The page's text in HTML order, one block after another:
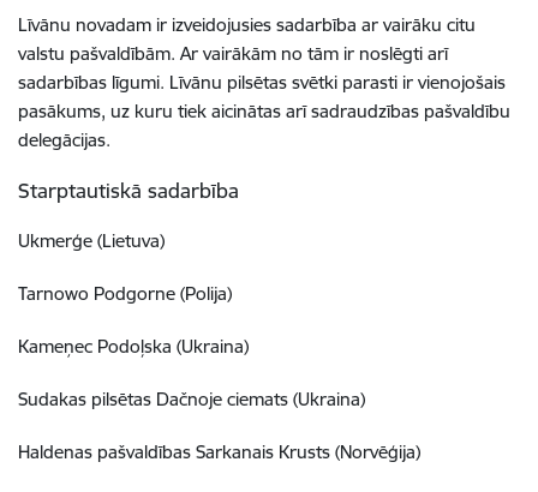
Līvānu novadam ir izveidojusies sadarbība ar vairāku citu
valstu pašvaldībām. Ar vairākām no tām ir noslēgti arī
sadarbības līgumi. Līvānu pilsētas svētki parasti ir vienojošais
pasākums, uz kuru tiek aicinātas arī sadraudzības pašvaldību
delegācijas.
Starptautiskā sadarbība
Ukmerģe (Lietuva)
Tarnowo Podgorne (Polija)
Kameņec Podoļska (Ukraina)
Sudakas pilsētas Dačnoje ciemats (Ukraina)
Haldenas pašvaldības Sarkanais Krusts (Norvēģija)